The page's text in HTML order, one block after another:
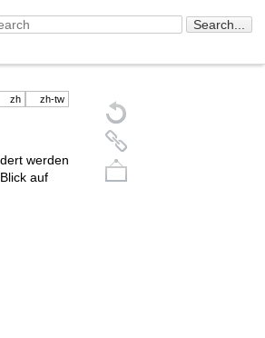
zh zh-tw
werden
auf